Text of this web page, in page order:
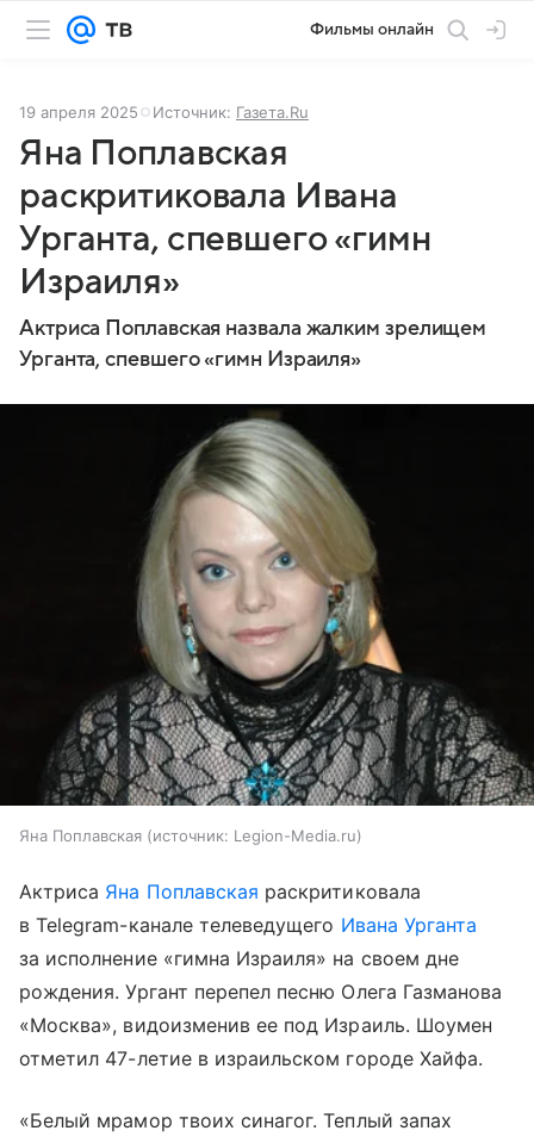
Фильмы онлайн
19 апреля 2025 Источник: Газета.Ru
Яна Поплавская
раскритиковала Ивана
Урганта, спевшего «гимн
Израиля»
Актриса Поплавская назвала жалким зрелищем
Урганта, спевшего «гимн Израиля»
Яна Поплавская источник: Legion-Media.ru
Актриса Яна Поплавская раскритиковала
в Telegram-канале телеведущего Ивана Урганта
за исполнение «гимна Израиля» на своем дне
рождения. Ургант перепел песню Олега Газманова
«Москва», видоизменив ее под Израиль. Шоумен
отметил 47-летие в израильском городе Хайфа.
«Белый мрамор твоих синагог. Теплый запах